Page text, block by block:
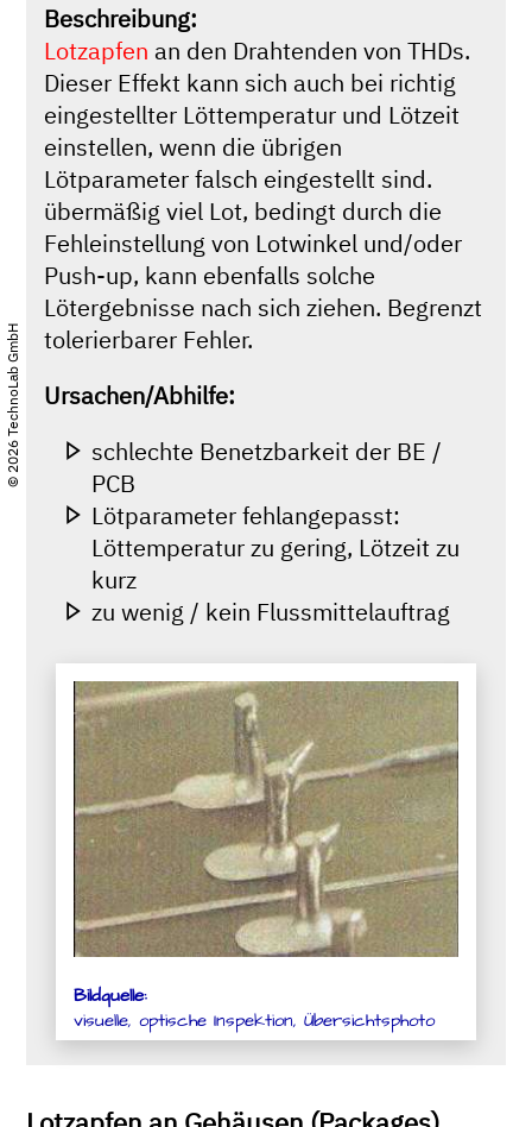
© 2026 TechnoLab GmbH
Beschreibung:
Lotzapfen an den Drahtenden von THDs.
Dieser Effekt kann sich auch bei richtig
eingestellter Löttemperatur und Lötzeit
einstellen, wenn die übrigen
Lötparameter falsch eingestellt sind.
übermäßig viel Lot, bedingt durch die
Fehleinstellung von Lotwinkel und/oder
Push-up, kann ebenfalls solche
Lötergebnisse nach sich ziehen. Begrenzt
tolerierbarer Fehler.
Ursachen/Abhilfe:
schlechte Benetzbarkeit der BE /
PCB
Lötparameter fehlangepasst:
Löttemperatur zu gering, Lötzeit zu
kurz
zu wenig / kein Flussmittelauftrag
Bildquelle:
visuelle, optische Inspektion, Übersichtsphoto